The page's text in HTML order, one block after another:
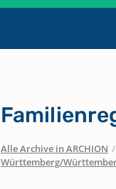
Alle Archive in ARCHION /
Württemberg/